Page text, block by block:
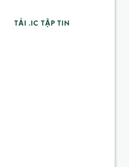
TẢI .IC TẬP TIN